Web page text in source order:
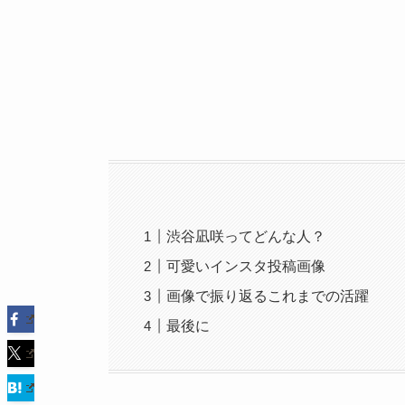
渋谷凪咲ってどんな人？
可愛いインスタ投稿画像
画像で振り返るこれまでの活躍
最後に